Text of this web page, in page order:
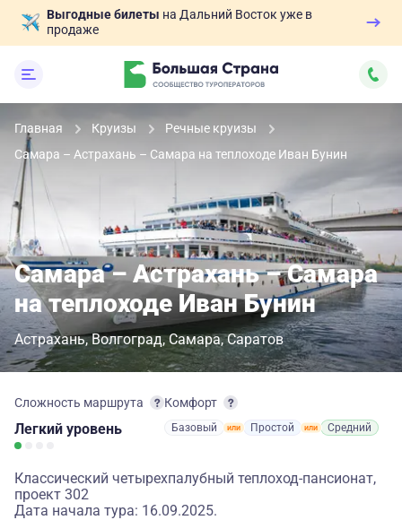
Выгодные билеты на Дальний Восток уже в
продаже
Главная Круизы
Речные круизы
Самара – Астрахань – Самара на теплоходе Иван Бунин
Самара – Астрахань – Самара
на теплоходе Иван Бунин
Астрахань Волгоград Самара Саратов
Сложность маршрута
Легкий уровень
Комфорт
Базовый Простой Средний
Классический четырехпалубный теплоход-пансионат,
проект 302
Дата начала тура: 16.09.2025.